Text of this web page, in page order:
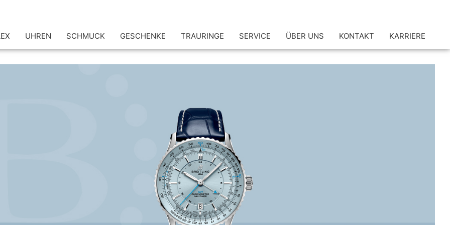
UHREN SCHMUCK GESCHENKE TRAURINGE SERVICE ÜBER UNS KONTAKT KARRIERE